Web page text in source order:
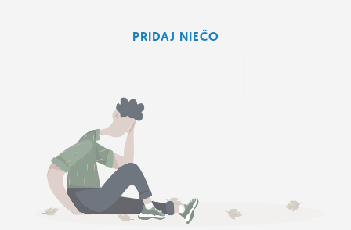
MÔJ PROFIL
NASTAVENIA
ROLETA
PRIDAJ NIEČO